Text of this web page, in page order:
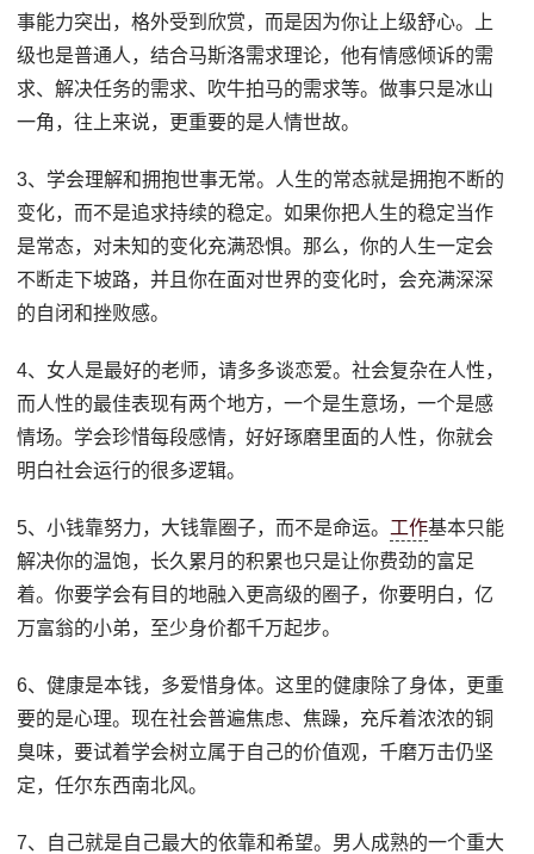
事能力突出，格外受到欣赏，而是因为你让上级舒心。上
级也是普通人，结合马斯洛需求理论，他有情感倾诉的需
求、解决任务的需求、吹牛拍马的需求等。做事只是冰山
一角，往上来说，更重要的是人情世故。
3、学会理解和拥抱世事无常。人生的常态就是拥抱不断的
变化，而不是追求持续的稳定。如果你把人生的稳定当作
是常态，对未知的变化充满恐惧。那么，你的人生一定会
不断走下坡路，并且你在面对世界的变化时，会充满深深
的自闭和挫败感。
4、女人是最好的老师，请多多谈恋爱。社会复杂在人性，
而人性的最佳表现有两个地方，一个是生意场，一个是感
情场。学会珍惜每段感情，好好琢磨里面的人性，你就会
明白社会运行的很多逻辑。
5、小钱靠努力，大钱靠圈子，而不是命运。 工作基本只能
解决你的温饱，长久累月的积累也只是让你费劲的富足
着。你要学会有目的地融入更高级的圈子，你要明白，亿
万富翁的小弟，至少身价都千万起步。
6、健康是本钱，多爱惜身体。这里的健康除了身体，更重
要的是心理。现在社会普遍焦虑、焦躁，充斥着浓浓的铜
臭味，要试着学会树立属于自己的价值观，千磨万击仍坚
定，任尔东西南北风。
7、自己就是自己最大的依靠和希望。男人成熟的一个重大